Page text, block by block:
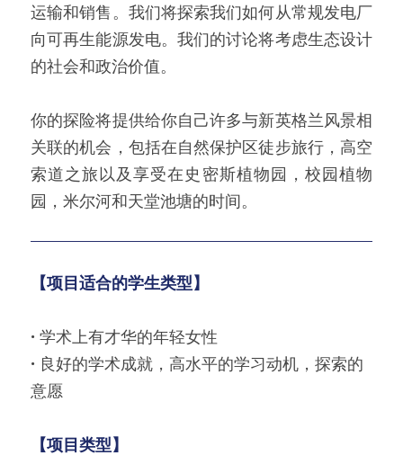
运输和销售。我们将探索我们如何从常规发电厂
向可再生能源发电。我们的讨论将考虑生态设计
的社会和政治价值。
你的探险将提供给你自己许多与新英格兰风景相
关联的机会，包括在自然保护区徒步旅行，高空
索道之旅以及享受在史密斯植物园，校园植物
园，米尔河和天堂池塘的时间。
【项目适合的学生类型】
· 学术上有才华的年轻女性
· 良好的学术成就，高水平的学习动机，探索的
意愿
【项目类型】